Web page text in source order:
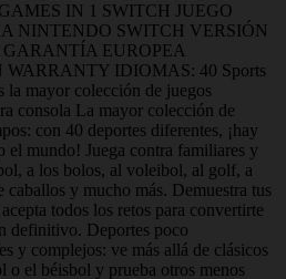
IN 1 SWITCH JUEGO
NINTENDO SWITCH VERSIÓN
GARANTÍA EUROPEA
WARRANTY IDIOMAS: 40 Sports
la mayor colección de juegos
consola La mayor colección de
con 40 deportes diferentes, ¡hay
el mundo! Juega contra familiares y
a los bolos, al voleibol, al golf, a
caballos y mucho más. Demuestra tus
todos los retos para convertirte
definitivo. Deportes poco
y complejos: ve más allá de clásicos
o el béisbol y prueba otros menos